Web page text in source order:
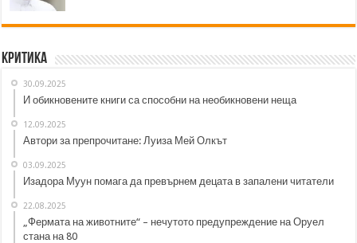
Критика
30.09.2025
И обикновените книги са способни на необикновени неща
12.09.2025
Автори за препрочитане: Луиза Мей Олкът
03.09.2025
Изадора Муун помага да превърнем децата в запалени читатели
22.08.2025
„Фермата на животните“ – нечутото предупреждение на Оруел
стана на 80